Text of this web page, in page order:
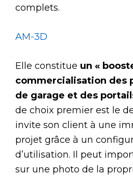
complets.
AM-3D
Elle constitue un «
commercialisation des
de garage et des
de choix premier est le
invite son client à une
projet grâce à un
d’utilisation. Il peut
sur une photo de la